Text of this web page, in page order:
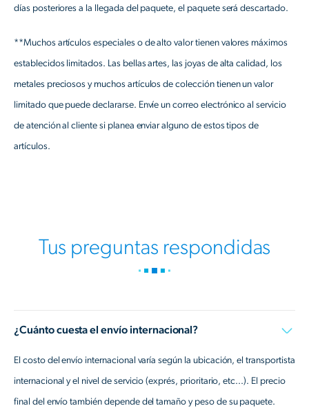
días posteriores a la llegada del paquete, el paquete será descartado.
**Muchos artículos especiales o de alto valor tienen valores máximos
establecidos limitados. Las bellas artes, las joyas de alta calidad, los
metales preciosos y muchos artículos de colección tienen un valor
limitado que puede declararse. Envíe un correo electrónico al servicio
de atención al cliente si planea enviar alguno de estos tipos de
artículos.
Tus preguntas respondidas
¿Cuánto cuesta el envío internacional?
El costo del envío internacional varía según la ubicación, el transportista
internacional y el nivel de servicio (exprés, prioritario, etc...). El precio
final del envío también depende del tamaño y peso de su paquete.